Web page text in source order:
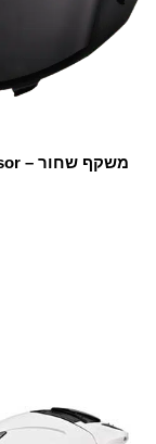
משקף שחור – Dark Visor